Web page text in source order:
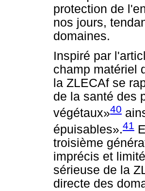
protection de
nos jours,
domaines.
Inspiré par
champ matériel
la ZLECAf se
de la santé des
végétaux»40
épuisables».41
troisième
imprécis et
sérieuse de la
directe des